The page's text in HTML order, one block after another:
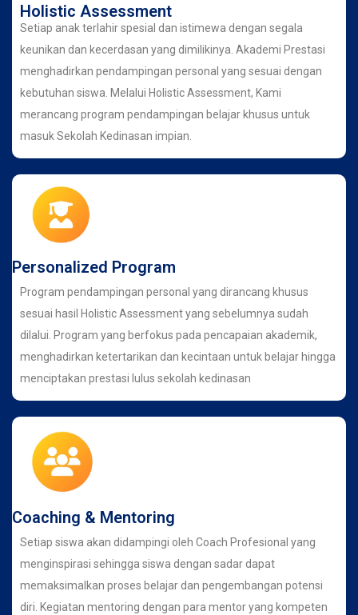
Holistic Assessment
Setiap anak terlahir spesial dan istimewa dengan segala
keunikan dan kecerdasan yang dimilikinya. Akademi Prestasi
menghadirkan pendampingan personal yang sesuai dengan
kebutuhan siswa. Melalui Holistic Assessment, Kami
merancang program pendampingan belajar khusus untuk
masuk Sekolah Kedinasan impian.
Personalized Program
Program pendampingan personal yang dirancang khusus
sesuai hasil Holistic Assessment yang sebelumnya sudah
dilalui. Program yang berfokus pada pencapaian akademik,
menghadirkan ketertarikan dan kecintaan untuk belajar hingga
menciptakan prestasi lulus sekolah kedinasan
Coaching & Mentoring
Setiap siswa akan didampingi oleh Coach Profesional yang
menginspirasi sehingga siswa dengan sadar dapat
memaksimalkan proses belajar dan pengembangan potensi
diri. Kegiatan mentoring dengan para mentor yang kompeten